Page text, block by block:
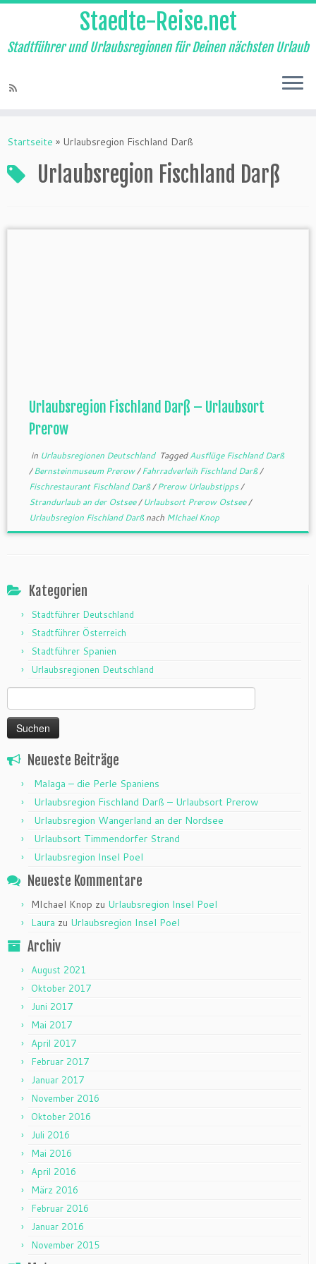
Staedte-Reise.net
Stadtführer und Urlaubsregionen für Deinen nächsten Urlaub
Startseite » Urlaubsregion Fischland Darß
Urlaubsregion Fischland Darß
Urlaubsregion Fischland Darß – Urlaubsort
Prerow
in Urlaubsregionen Deutschland TaggedAusflüge Fischland Darß
/Bernsteinmuseum Prerow/Fahrradverleih Fischland Darß/
Fischrestaurant Fischland Darß/Prerow Urlaubstipps/
Strandurlaub an der Ostsee/Urlaubsort Prerow Ostsee/
Urlaubsregion Fischland Darß nach MIchael Knop
Kategorien
Stadtführer Deutschland
Stadtführer Österreich
Stadtführer Spanien
Urlaubsregionen Deutschland
nach:
Neueste Beiträge
Malaga – die Perle Spaniens
Urlaubsregion Fischland Darß – Urlaubsort Prerow
Urlaubsregion Wangerland an der Nordsee
Urlaubsort Timmendorfer Strand
Urlaubsregion Insel Poel
Neueste Kommentare
MIchael Knop zu Urlaubsregion Insel Poel
Laura zu Urlaubsregion Insel Poel
Archiv
August 2021
Oktober 2017
Juni 2017
Mai 2017
April 2017
Februar 2017
Januar 2017
November 2016
Oktober 2016
Juli 2016
Mai 2016
April 2016
März 2016
Februar 2016
Januar 2016
November 2015